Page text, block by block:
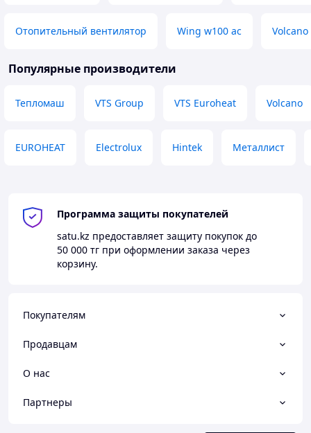
Отопительный вентилятор Wing w100 ac
Популярные производители
Тепломаш VTS Group VTS Euroheat Volcano
EUROHEAT Electrolux Hintek Металлист
Программа защиты покупателей
satu.kz предоставляет защиту покупок до
50 000 тг при оформлении заказа через
корзину.
Покупателям
Продавцам
О нас
Партнеры